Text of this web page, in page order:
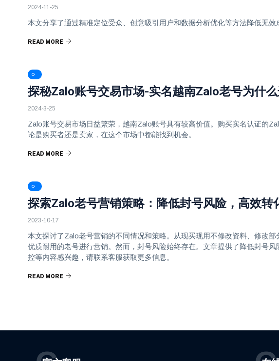
2024-11-25
本文分享了通过精准定位受众、创意吸引用户和数据分析优化等方法降低无
READ MORE
探秘Zalo账号交易市场-实名越南Zalo老号为什么
2024-3-25
Zalo账号交易市场日益繁荣，越南Zalo账号具有较高价值。购买实名认证的
论是购买者还是卖家，在这个市场中都能找到机会。
READ MORE
探索Zalo老号营销策略：降低封号风险，高效转
2023-10-17
本文探讨了Zalo老号营销的不同情况和策略。从现买现用不修改资料、修改
优质耐用的老号进行营销。然而，封号风险始终存在。文章提供了降低封号
控等内容感兴趣，请联系客服获取更多信息。
READ MORE